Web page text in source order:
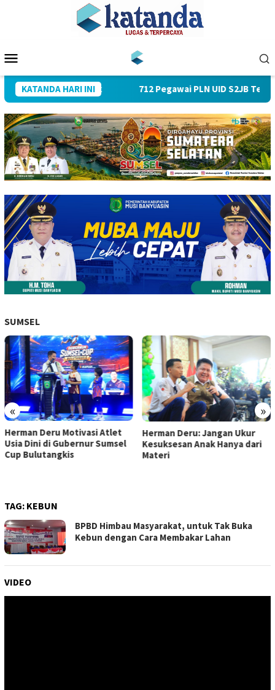
Mobile
KATANDA HARI INI
PJU dan Kapolsek 712 Pegawai PLN UID S2JB Tekan
SUMSEL
« »
Herman Deru Motivasi Atlet
Usia Dini di Gubernur Sumsel
Cup Bulutangkis
Herman Deru: Jangan Ukur
Kesuksesan Anak Hanya dari
Materi
TAG: KEBUN
BPBD Himbau Masyarakat, untuk Tak Buka
Kebun dengan Cara Membakar Lahan
VIDEO